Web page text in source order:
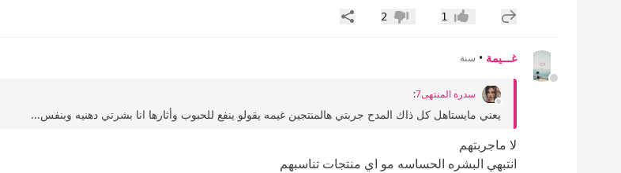
إضافة رد جديد
إعجاب1 عدم إعجاب
2 مشاركة
غـــيمة • سنة
سدرة المنتهى7 :
يعني مايستاهل كل ذاك المدح جربتي هالمنتجين غيمه يقولو ينفع للحبوب وأثارها انا بشرتي دهنيه وبنفس...
لا ماجربتهم
انتبهي البشره الحساسه مو اي منتجات تناسبهم